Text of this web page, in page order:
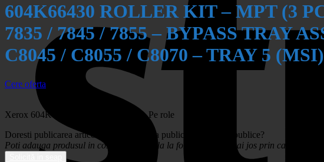
604K66430 ROLLER KIT – MPT (3
7835 / 7845 / 7855 – BYPASS TRAY
C8045 / C8055 / C8070 – TRAY 5 (MSI)
Cere oferta
Xerox 604K66430 cartuș toner 1 buc. Pe role
Doresti publicarea articolului in platforma publica de achizitii publice?
Poti adauga produsul in cos sau poti apela la formularul de mai jos prin care vei lua